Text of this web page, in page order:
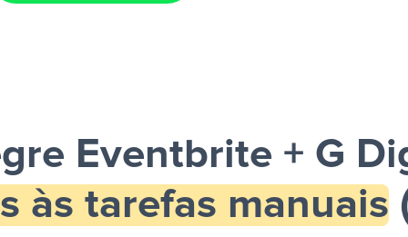
notificação ser
Eventbrite + G
às tarefas manuais